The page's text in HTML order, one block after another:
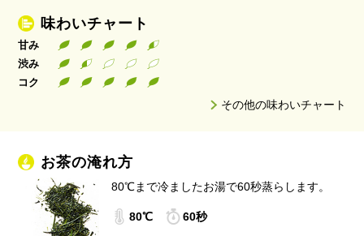
味わいチャート
甘み
渋み
コク
その他の味わいチャート
お茶の淹れ方
80℃まで冷ましたお湯で60秒蒸らします。
80℃ 60秒